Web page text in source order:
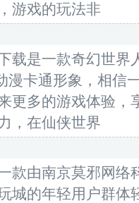
游戏的玩法非
载是一款奇幻世界
漫卡通形象，相信
更多的游戏体验，
，在仙侠世界
款由南京莫邪网络
城的年轻用户群体